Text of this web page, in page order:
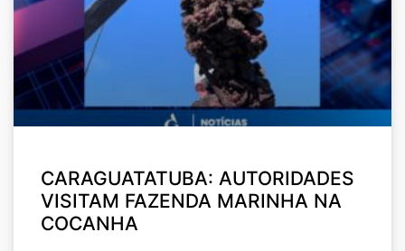
CARAGUATATUBA: AUTORIDADES
VISITAM FAZENDA MARINHA NA
COCANHA